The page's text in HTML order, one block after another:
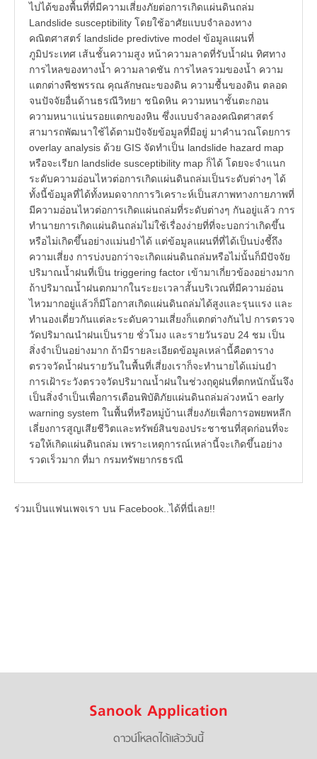
ไปได้ของพื้นที่ที่มีความเสี่ยงภัยต่อการเกิดแผ่นดินถล่ม
Landslide susceptibility โดยใช้อาศัยแบบจำลองทาง
คณิตศาสตร์ landslide predivtive model ข้อมูลแผนที่
ภูมิประเทศ เส้นชั้นความสูง หน้าความลาดที่รับน้ำฝน ทิศทาง
การไหลของทางน้ำ ความลาดชัน การไหลรวมของน้ำ ความ
แตกต่างพืชพรรณ คุณลักษณะของดิน ความชื้นของดิน ตลอด
จนปัจจัยอื่นด้านธรณีวิทยา ชนิดหิน ความหนาชั้นตะกอน
ความหนาแน่นรอยแตกของหิน ซึ่งแบบจำลองคณิตศาสตร์
สามารถพัฒนาใช้ได้ตามปัจจัยข้อมูลที่มีอยู่ มาคำนวณโดยการ
overlay analysis ด้วย GIS จัดทำเป็น landslide hazard map
หรือจะเรียก landslide susceptibility map ก็ได้ โดยจะจำแนก
ระดับความอ่อนไหวต่อการเกิดแผ่นดินถล่มเป็นระดับต่างๆ ได้
ทั้งนี้ข้อมูลที่ได้ทั้งหมดจากการวิเคราะห์เป็นสภาพทางกายภาพที่
มีความอ่อนไหวต่อการเกิดแผ่นถล่มที่ระดับต่างๆ กันอยู่แล้ว การ
ทำนายการเกิดแผ่นดินถล่มไม่ใช้เรื่องง่ายที่ที่จะบอกว่าเกิดขึ้น
หรือไม่เกิดขึ้นอย่างแม่นยำได้ แต่ข้อมูลแผนที่ที่ได้เป็นบ่งชี้ถึง
ความเสี่ยง การบ่งบอกว่าจะเกิดแผ่นดินถล่มหรือไม่นั้นก็มีปัจจัย
ปริมาณน้ำฝนที่เป็น triggering factor เข้ามาเกี่ยวข้องอย่างมาก
ถ้าปริมาณน้ำฝนตกมากในระยะเวลาสั้นบริเวณที่มีความอ่อน
ไหวมากอยู่แล้วก็มีโอกาสเกิดแผ่นดินถล่มได้สูงและรุนแรง และ
ทำนองเดี่ยวกันแต่ละระดับความเสี่ยงก็แตกต่างกันไป การตรวจ
วัดปริมาณนำฝนเป็นราย ชั่วโมง และรายวันรอบ 24 ชม เป็น
สิ่งจำเป็นอย่างมาก ถ้ามีรายละเอียดข้อมูลเหล่านี้คือตาราง
ตรวจวัดน้ำฝนรายวันในพื้นที่เสี่ยงเราก็จะทำนายได้แม่นยำ
การเฝ้าระวังตรวจวัดปริมาณน้ำฝนในช่วงฤดูฝนที่ตกหนักนั้นจึง
เป็นสิ่งจำเป็นเพื่อการเตือนพิบัติภัยแผ่นดินถล่มล่วงหน้า early
warning system ในพื้นที่หรือหมู่บ้านเสี่ยงภัยเพื่อการอพยพหลีก
เลี่ยงการสูญเสียชีวิตและทรัพย์สินของประชาชนที่สุดก่อนที่จะ
รอให้เกิดแผ่นดินถล่ม เพราะเหตุการณ์เหล่านี้จะเกิดขึ้นอย่าง
รวดเร็วมาก ที่มา กรมทรัพยากรธรณี
ร่วมเป็นแฟนเพจเรา บน Facebook..ได้ที่นี่เลย!!
Sanook Application
ดาวน์โหลดได้แล้ววันนี้